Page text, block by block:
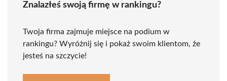
Znalazłeś swoją firmę w rankingu?
Twoja firma zajmuje miejsce na podium w
rankingu? Wyróżnij się i pokaż swoim klientom, że
jesteś na szczycie!